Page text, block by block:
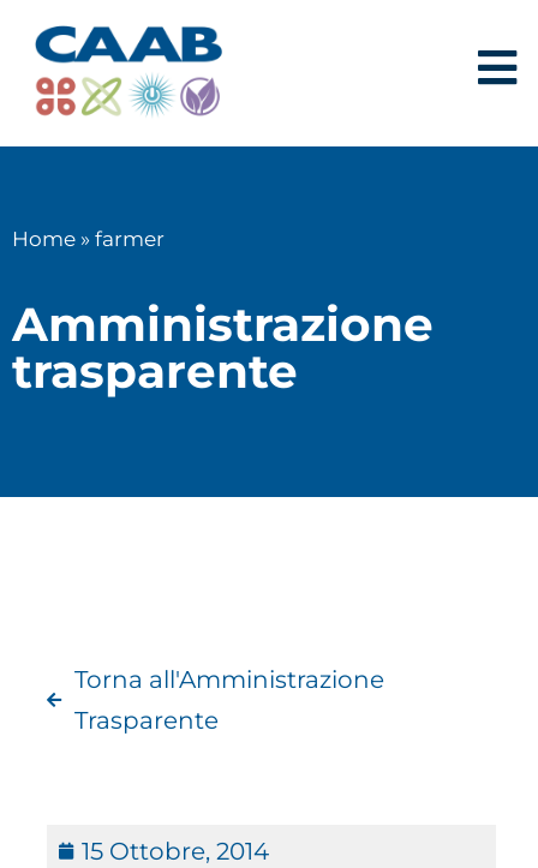
Home » farmer
Amministrazione
trasparente
Torna all'Amministrazione
Trasparente
15 Ottobre, 2014